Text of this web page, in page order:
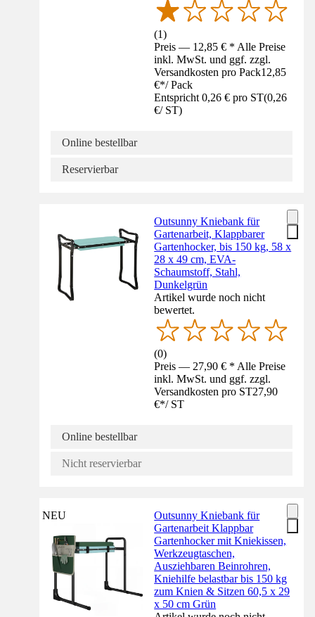
(1)
Preis — 12,85 € * Alle Preise
inkl. MwSt. und ggf. zzgl.
Versandkosten pro Pack12,85
€*/ Pack
Entspricht 0,26 € pro ST(0,26
€/ ST)
Online bestellbar
Reservierbar
Outsunny Kniebank für
Gartenarbeit, Klappbarer
Gartenhocker, bis 150 kg, 58 x
28 x 49 cm, EVA-
Schaumstoff, Stahl,
Dunkelgrün
Artikel wurde noch nicht
bewertet.
(0)
Preis — 27,90 € * Alle Preise
inkl. MwSt. und ggf. zzgl.
Versandkosten pro ST27,90
€*/ ST
Online bestellbar
Nicht reservierbar
NEU
Outsunny Kniebank für
Gartenarbeit Klappbar
Gartenhocker mit Kniekissen,
Werkzeugtaschen,
Ausziehbaren Beinrohren,
Kniehilfe belastbar bis 150 kg
zum Knien & Sitzen 60,5 x 29
x 50 cm Grün